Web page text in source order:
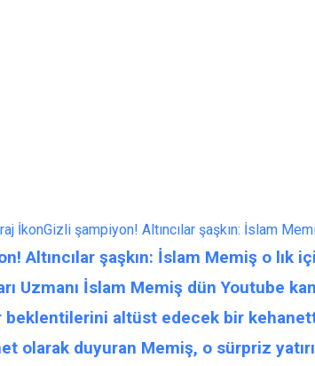
İkonGizli şampiyon! Altıncılar şaşkın: İslam
Altıncılar şaşkın: İslam Memiş o lık
Uzmanı İslam Memiş dün Youtube
beklentilerini altüst edecek bir
olarak duyuran Memiş, o sürpriz